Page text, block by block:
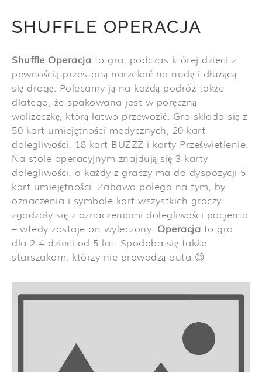
SHUFFLE OPERACJA
Shuffle Operacja to gra, podczas której dzieci z
pewnością przestaną narzekać na nudę i dłużącą
się drogę. Polecamy ją na każdą podróż także
dlatego, że spakowana jest w poręczną
walizeczkę, którą łatwo przewozić. Gra składa się z
50 kart umiejętności medycznych, 20 kart
dolegliwości, 18 kart BUZZZ i karty Prześwietlenie.
Na stole operacyjnym znajdują się 3 karty
dolegliwości, a każdy z graczy ma do dyspozycji 5
kart umiejętności. Zabawa polega na tym, by
oznaczenia i symbole kart wszystkich graczy
zgadzały się z oznaczeniami dolegliwości pacjenta
– wtedy zostaje on wyleczony. Operacja to gra
dla 2-4 dzieci od 5 lat. Spodoba się także
starszakom, którzy nie prowadzą auta 😉